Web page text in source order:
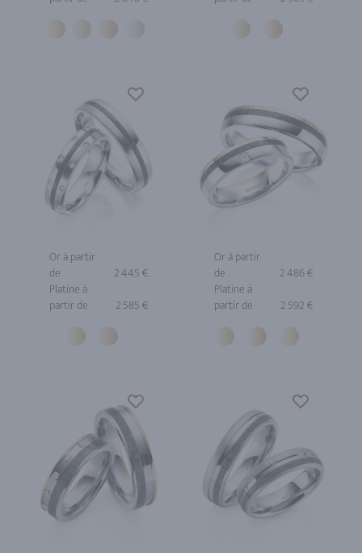
Or à partir
de
2 445 €
Platine à
partir de
2 585 €
Or à partir
de
2 486 €
Platine à
partir de
2 592 €